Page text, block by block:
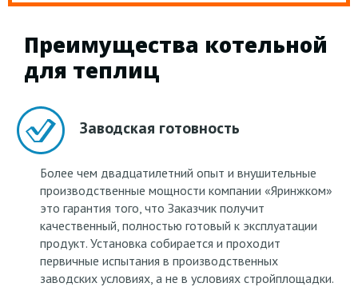
Преимущества котельной
для теплиц
Заводская готовность
Более чем двадцатилетний опыт и внушительные
производственные мощности компании «Яринжком»
это гарантия того, что Заказчик получит
качественный, полностью готовый к эксплуатации
продукт. Установка собирается и проходит
первичные испытания в производственных
заводских условиях, а не в условиях стройплощадки.